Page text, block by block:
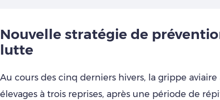
Nouvelle stratégie de
lutte
Au cours des cinq derniers hivers, la grippe aviaire
élevages à trois reprises, après une période de